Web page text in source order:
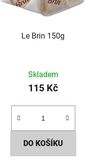
Le Brin 150g
Skladem
115 Kč
DO KOŠÍKU